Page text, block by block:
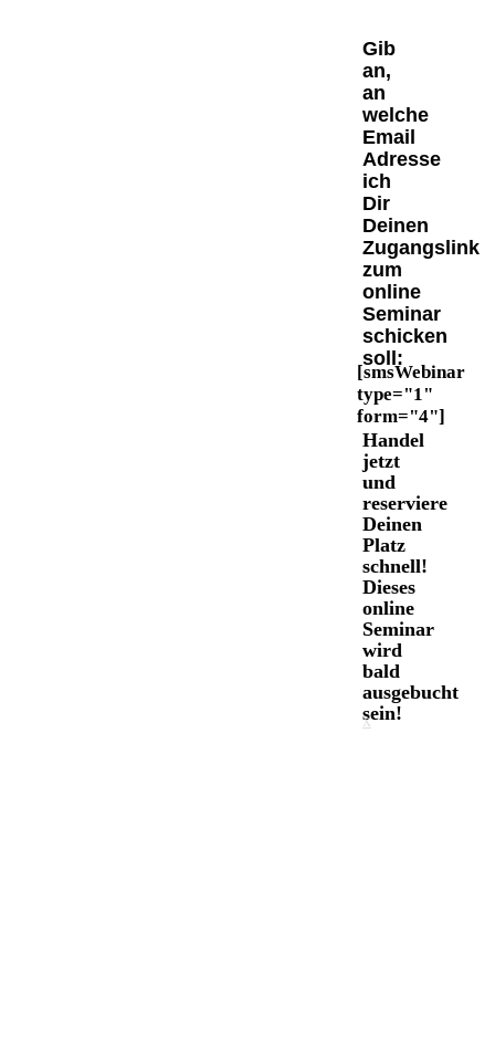
Gib
an,
an
welche
Email
Adresse
ich
Dir
Deinen
Zugangslink
zum
online
Seminar
schicken
soll:
[smsWebinar
type="1"
form="4"]
Handel
jetzt
und
reserviere
Deinen
Platz
schnell!
Dieses
online
Seminar
wird
bald
ausgebucht
sein!
x